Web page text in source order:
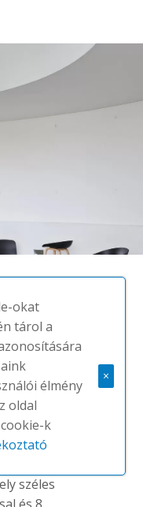
széles
okat
tárol a
élmény
oldal
k
×